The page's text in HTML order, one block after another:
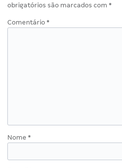
obrigatórios são marcados com *
Comentário *
Nome *